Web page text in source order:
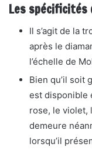
Les spécificités
Il s’agit de la
après le
l’échelle de
Bien qu’il soit
est disponible
rose, le violet,
demeure
lorsqu’il